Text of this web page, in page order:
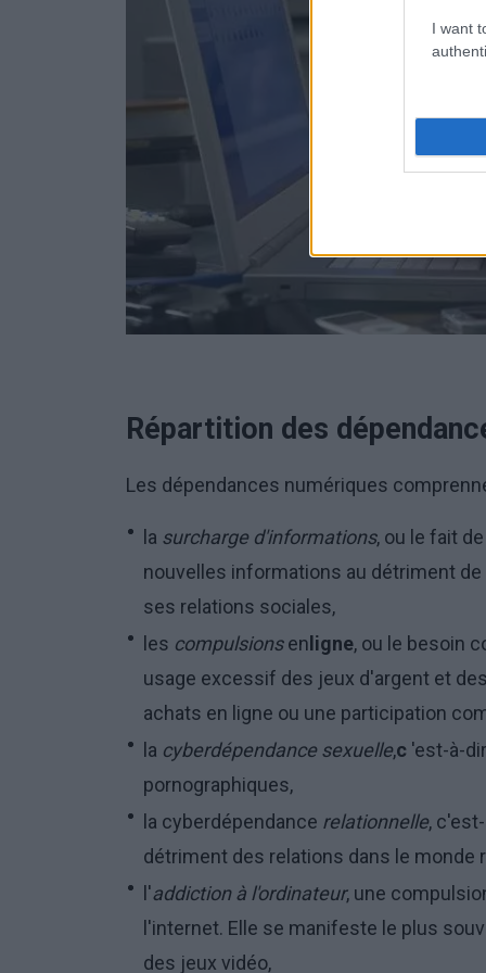
I want
Répartition des
Les dépendances numériques
la surcharge d'informations, ou le fait
nouvelles informations au détriment
ses relations sociales,
les compulsionsen ligne, ou le besoin
usage excessif des jeux d'argent et
achats en ligne ou une participation
la cyberdépendance sexuelle,c 'est-à-
pornographiques,
la cyberdépendance relationnelle,
détriment des relations dans le monde
l'addiction à l'ordinateur, une
l'internet. Elle se manifeste le plus
des jeux vidéo,